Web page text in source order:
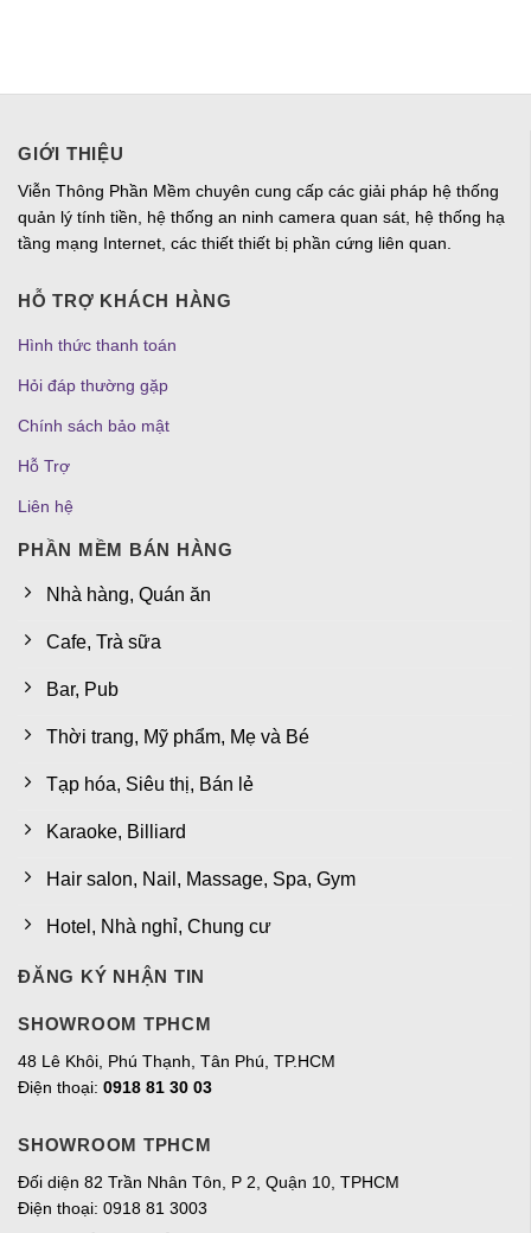
GIỚI THIỆU
Viễn Thông Phần Mềm chuyên cung cấp các giải pháp hệ thống
quản lý tính tiền, hệ thống an ninh camera quan sát, hệ thống hạ
tầng mạng Internet, các thiết thiết bị phần cứng liên quan.
HỖ TRỢ KHÁCH HÀNG
Hình thức thanh toán
Hỏi đáp thường gặp
Chính sách bảo mật
Hỗ Trợ
Liên hệ
PHẦN MỀM BÁN HÀNG
Nhà hàng, Quán ăn
Cafe, Trà sữa
Bar, Pub
Thời trang, Mỹ phẩm, Mẹ và Bé
Tạp hóa, Siêu thị, Bán lẻ
Karaoke, Billiard
Hair salon, Nail, Massage, Spa, Gym
Hotel, Nhà nghỉ, Chung cư
ĐĂNG KÝ NHẬN TIN
SHOWROOM TPHCM
48 Lê Khôi, Phú Thạnh, Tân Phú, TP.HCM
Điện thoại: 0918 81 30 03
SHOWROOM TPHCM
Đối diện 82 Trần Nhân Tôn, P 2, Quận 10, TPHCM
Điện thoại: 0918 81 3003